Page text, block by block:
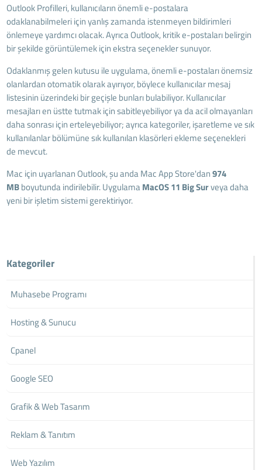
Outlook Profilleri, kullanıcıların önemli e-postalara
odaklanabilmeleri için yanlış zamanda istenmeyen bildirimleri
önlemeye yardımcı olacak. Ayrıca Outlook, kritik e-postaları belirgin
bir şekilde görüntülemek için ekstra seçenekler sunuyor.
Odaklanmış gelen kutusu ile uygulama, önemli e-postaları önemsiz
olanlardan otomatik olarak ayırıyor, böylece kullanıcılar mesaj
listesinin üzerindeki bir geçişle bunları bulabiliyor. Kullanıcılar
mesajları en üstte tutmak için sabitleyebiliyor ya da acil olmayanları
daha sonrası için erteleyebiliyor; ayrıca kategoriler, işaretleme ve sık
kullanılanlar bölümüne sık kullanılan klasörleri ekleme seçenekleri
de mevcut.
Mac için uyarlanan Outlook, şu anda Mac App Store'dan974
MBboyutunda indirilebilir. UygulamaMacOS 11 Big Surveya daha
yeni bir işletim sistemi gerektiriyor.
Kategoriler
Muhasebe Programı
Hosting & Sunucu
Cpanel
Google SEO
Grafik & Web Tasarım
Reklam & Tanıtım
Web Yazılım